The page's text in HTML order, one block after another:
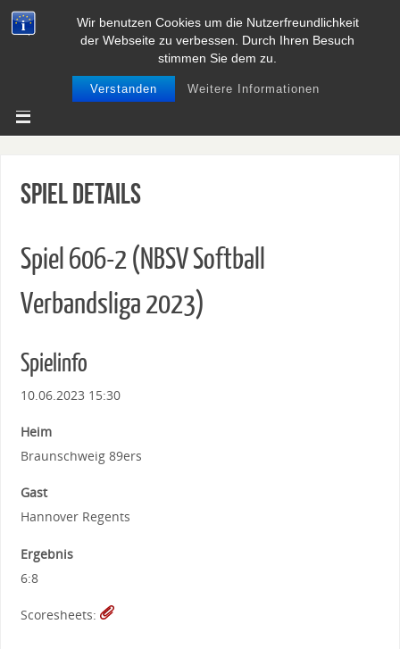
Wir benutzen Cookies um die Nutzerfreundlichkeit
der Webseite zu verbessen. Durch Ihren Besuch
stimmen Sie dem zu.
Verstanden Weitere Informationen
BASEBALL UND SOFTBALL IN
NIEDERSACHSEN
Spiel Details
Spiel 606-2 (NBSV Softball
Verbandsliga 2023)
Spielinfo
10.06.2023 15:30
Heim
Braunschweig 89ers
Gast
Hannover Regents
Ergebnis
6:8
Scoresheets: